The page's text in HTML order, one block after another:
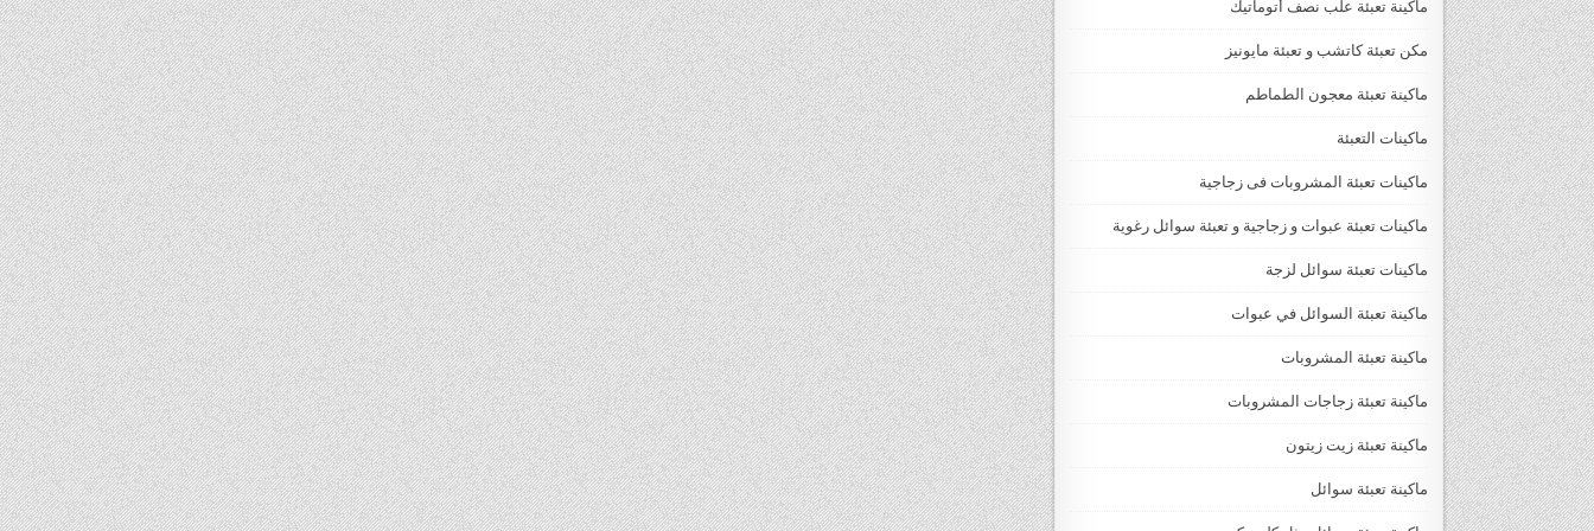
ماكينة تعبئة علب نصف أتوماتيك
مكن تعبئة كاتشب و تعبئة مايونيز
ماكينة تعبئة معجون الطماطم
ماكينات التعبئة
ماكينات تعبئة المشروبات فى زجاجية
ماكينات تعبئة عبوات و زجاجية و تعبئة سوائل رغوية
ماكينات تعبئة سوائل لزجة
‏‏‏ماكينة تعبئة السوائل في عبوات
ماكينة تعبئة المشروبات
ماكينة تعبئة زجاجات المشروبات
ماكينة تعبئة زيت زيتون
ماكينة تعبئة سوائل